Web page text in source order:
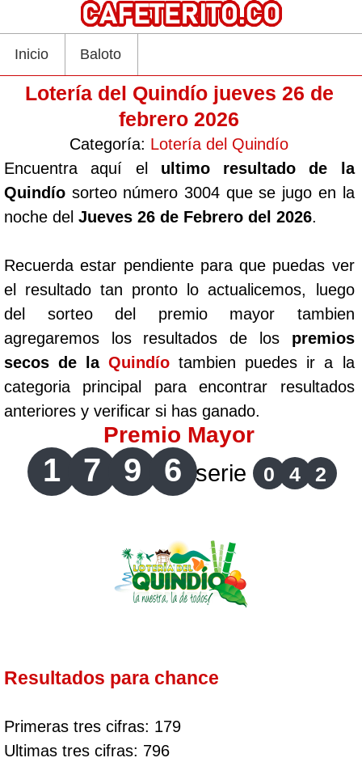
Inicio Baloto
Lotería del Quindío jueves 26 de
febrero 2026
Categoría: Lotería del Quindío
Encuentra aquí el ultimo resultado de la
Quindío sorteo número 3004 que se jugo en la
noche del Jueves 26 de Febrero del 2026.
Recuerda estar pendiente para que puedas ver
el resultado tan pronto lo actualicemos, luego
del sorteo del premio mayor tambien
agregaremos los resultados de los premios
secos de laQuindío tambien puedes ir a la
categoria principal para encontrar resultados
anteriores y verificar si has ganado.
Premio Mayor
1 7 9 6 serie 0 4 2
Resultados para chance
Primeras tres cifras: 179
Ultimas tres cifras: 796